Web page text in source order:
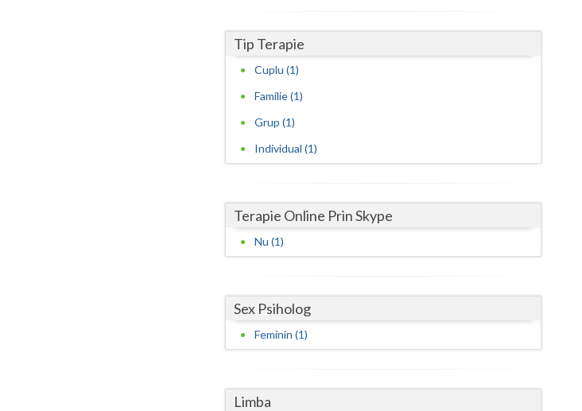
Olt
Satu-Mare
Tip Terapie
Cuplu (1)
Familie (1)
Grup (1)
Individual (1)
Terapie Online Prin Skype
Nu (1)
Sex Psiholog
Feminin (1)
Limba